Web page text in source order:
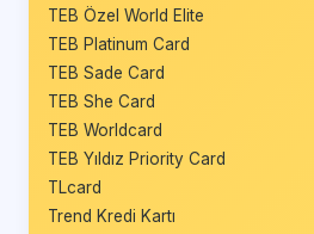
TEB Özel World Elite
TEB Platinum Card
TEB Sade Card
TEB She Card
TEB Worldcard
TEB Yıldız Priority Card
TLcard
Trend Kredi Kartı